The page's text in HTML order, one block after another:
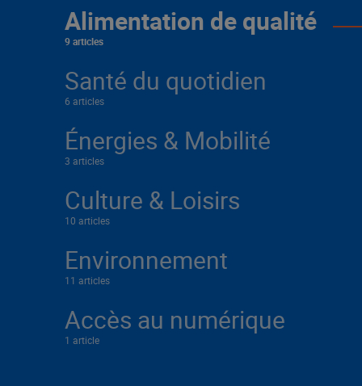
Alimentation de qualité
9 articles
Santé du quotidien
6 articles
Énergies & Mobilité
3 articles
Culture & Loisirs
10 articles
Environnement
11 articles
Accès au numérique
1 article